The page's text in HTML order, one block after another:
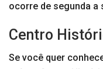
ocorre de segunda a
Centro
Se você quer